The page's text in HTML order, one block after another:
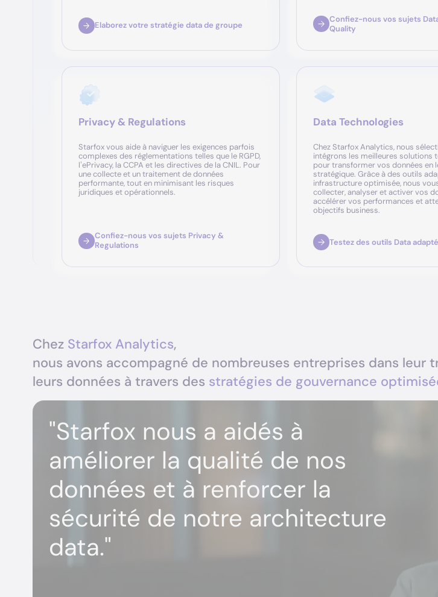
Elaborez votre stratégie data de groupe
Confiez-nous vos sujets
Quality
Privacy & Regulations
Starfox vous aide à naviguer les exigences parfois
complexes des réglementations telles que le RGPD,
l’ePrivacy, la CCPA et les directives de la CNIL. Pour
une collecte et un traitement de données
performante, tout en minimisant les risques
juridiques et opérationnels.
Confiez-nous vos sujets Privacy &
Regulations
Data Technologies
Chez Starfox Analytics, nous
intégrons les meilleures solutions
pour transformer vos données en
stratégique. Grâce à des outils
infrastructure optimisée, nous
collecter, analyser et activer vos
accélérer vos performances et
objectifs business.
Testez des outils Data
Chez Starfox Analytics,
nous avons accompagné de nombreuses entreprises dans leur
leurs données à travers des stratégies de gouvernance
"Starfox nous a aidés à
améliorer la qualité de nos
données et à renforcer la
sécurité de notre architecture
data."